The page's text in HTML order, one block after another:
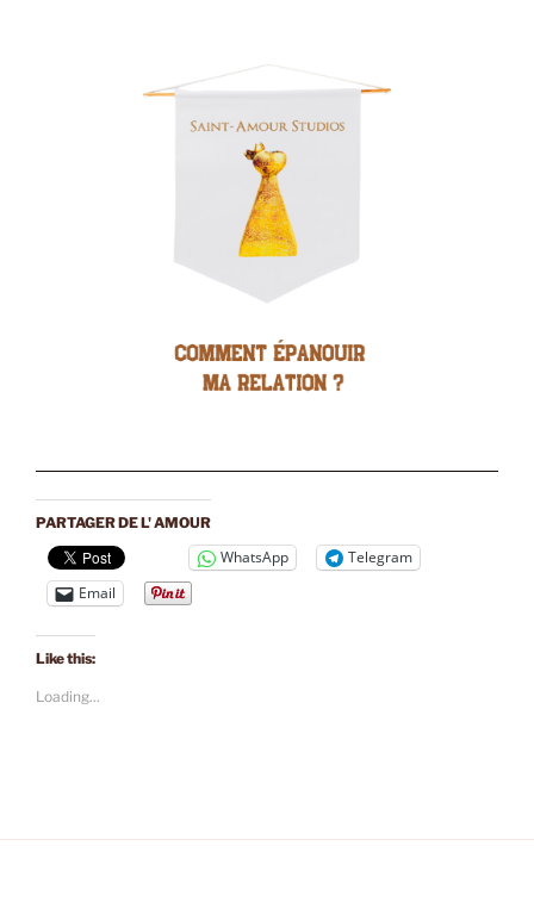
PARTAGER DE L' AMOUR
WhatsApp
Telegram
Email
Like this:
Loading...